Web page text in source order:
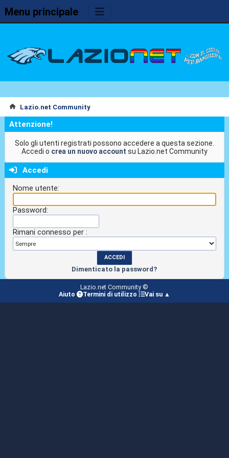
Menu principale
Lazio.net Community
Attenzione!
Solo gli utenti registrati possono accedere a questa sezione.
Accedi o crea un nuovo account su Lazio.net Community
Accedi
Nome utente:
Password:
Rimani connesso per :
Dimenticato la password?
Lazio.net Community ©
Aiuto
Termini di utilizzo Vai su ▲